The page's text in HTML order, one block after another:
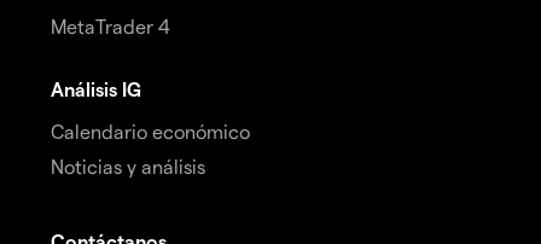
MetaTrader 4
Análisis IG
Calendario económico
Noticias y análisis